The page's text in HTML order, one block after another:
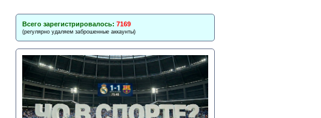
Всего зарегистрировалось: 7169
(регулярно удаляем заброшенные аккаунты)